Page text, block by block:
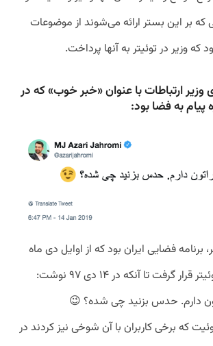
که بر این بستر ارائه میشوند از موضوعات
کهوزیر در توئیتر بهآنها پرداخت.
ارتباطات با عنوان «خبر خوب» که در
پیام به فضا بود:
برنامهفضایی ایران بودکه از اوایل دی ماه
قرارگرفتتا آنکه در۱۴ دی۹۷ نوشت:
دارم. حدس بزنید چی شده؟ 😉
که برخیکاربران با آن شوخی نیزکردند در